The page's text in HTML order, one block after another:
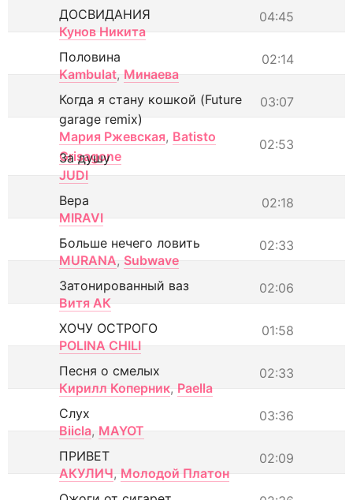
04:45
ДОСВИДАНИЯ
Кунов Никита
02:14
Половина
Kambulat, Минаева
03:07
Когда я стану кошкой (Future
garage remix)
Мария Ржевская, Batisto
Grisagone
02:53
За душу
JUDI
02:18
Вера
MIRAVI
02:33
Больше нечего ловить
MURANA, Subwave
02:06
Затонированный ваз
Витя АК
01:58
ХОЧУ ОСТРОГО
POLINA CHILI
02:33
Песня о смелых
Кирилл Коперник, Paella
03:36
Слух
Biicla, MAYOT
02:09
ПРИВЕТ
АКУЛИЧ, Молодой Платон